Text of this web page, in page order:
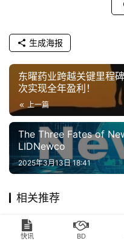
生成海报
东曜药业跨越关键里程
次实现全年盈利！
上一篇
The Three Fates of
LIDNewco
2025年3月13日 18:41
相关推荐
新闻稿专区
快讯 BD